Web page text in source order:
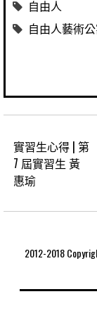
自由人
自由人藝術公
實習生心得 | 第
7 屆實習生 黃
惠瑜
2012-2018